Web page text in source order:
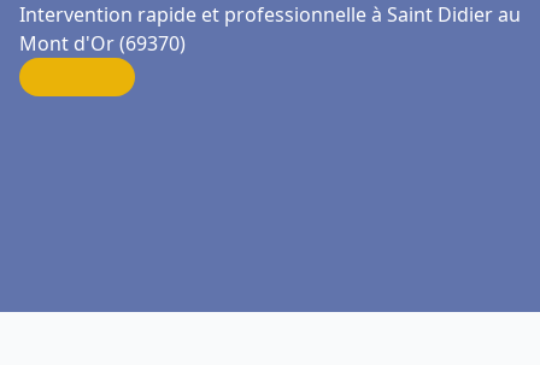
Intervention rapide et professionnelle à Saint Didier au
Mont d'Or (69370)